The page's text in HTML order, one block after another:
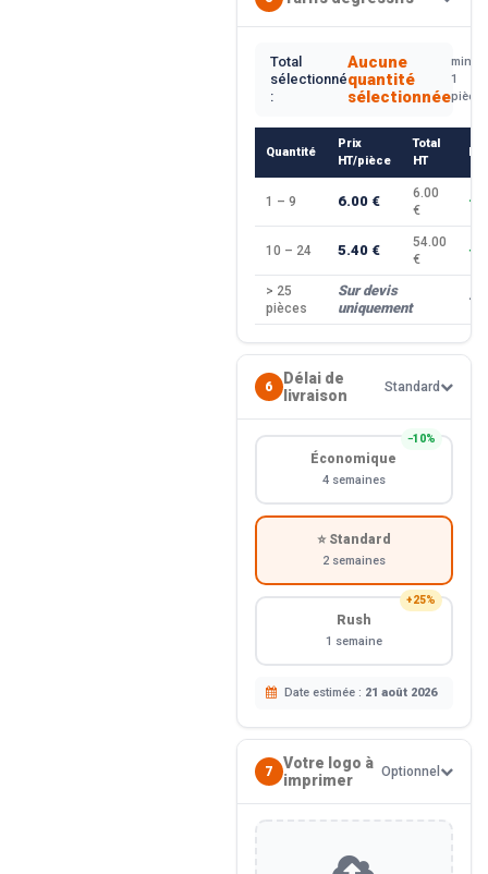
Total
sélectionné
:
Aucune
quantité
sélectionnée
min.
1
pièce
Quantité
Prix
HT/pièce
Total
HT
1 – 9 6.00 €
6.00
€
—
10 – 24 5.40 €
54.00
€
> 25
pièces
Sur devis
uniquement
—
6
Délai de
livraison
Standard
−10%
Économique
4 semaines
⭐ Standard
2 semaines
+25%
Rush
1 semaine
Date estimée : 21 août 2026
7
Votre logo à
imprimer
Optionnel